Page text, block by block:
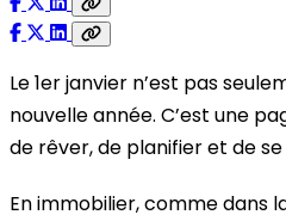
Le 1er janvier n’est pas
nouvelle année. C’est une
de rêver, de planifier et de
En immobilier, comme dans